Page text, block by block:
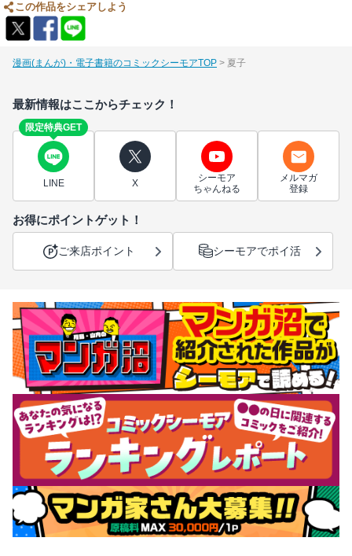
この作品をシェアしよう
漫画(まんが)・電子書籍のコミックシーモアTOP 夏子
最新情報はここからチェック！
限定特典GET
LINE X
シーモア
ちゃんねる
メルマガ
登録
お得にポイントゲット！
ご来店ポイント シーモアでポイ活